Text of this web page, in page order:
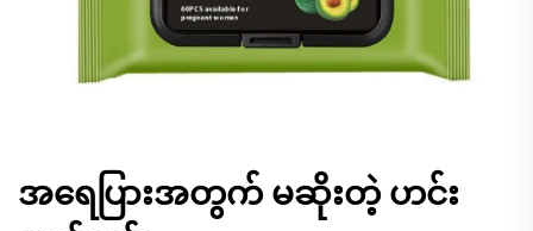
အရေပြားအတွက် မဆိုးတဲ့ ဟင်း